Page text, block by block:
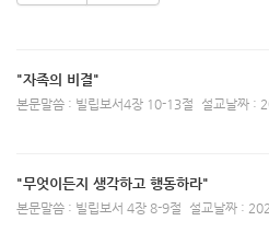
"자족의 비결"
본문말씀 : 빌립보서4장 10-13절 설교날짜 :
"무엇이든지 생각하고 행동하라"
본문말씀 : 빌립보서 4장 8-9절 설교날짜 :